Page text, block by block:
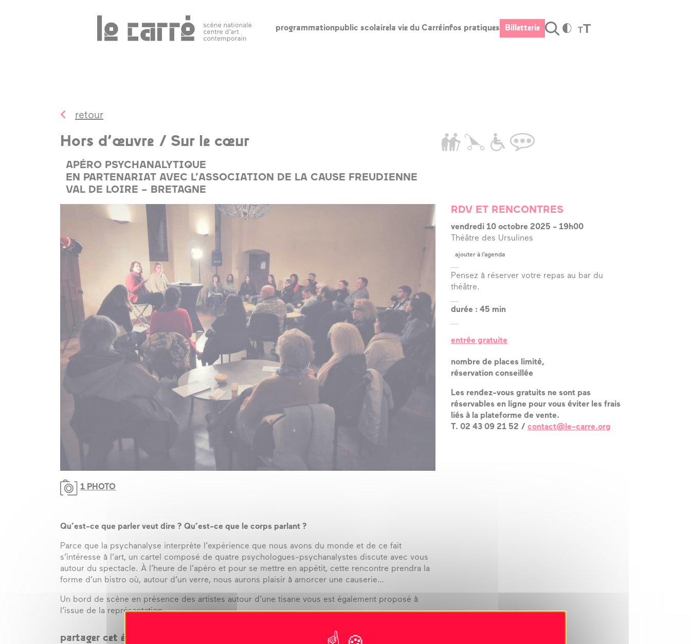
programmationpublic scolairela vie du Carréinfos pratiques Billetterie TT
contemporain
autres rendez-
vous
artistique
ruralités
les espaces
les partenaires
la transition
écologique
restauration –
accessibilité
retour
Hors d’œuvre / Sur le cœur
APÉRO PSYCHANALYTIQUE
EN PARTENARIAT AVEC L’ASSOCIATION DE LA CAUSE FREUDIENNE
VAL DE LOIRE – BRETAGNE
1 PHOTO
Qu’est-ce que parler veut dire ? Qu’est-ce que le corps parlant ?
Parce que la psychanalyse interprète l’expérience que nous avons du monde et de ce fait
s’intéresse à l’art, un cartel composé de quatre psychologues-psychanalystes discute avec vous
autour du spectacle. À l’heure de l’apéro et pour se mettre en appétit, cette rencontre prendra la
forme d’un bistro où, autour d’un verre, nous aurons plaisir à amorcer une causerie…
Un bord de scène en présence des artistes autour d’une tisane vous est également proposé à
l’issue de la représentation.
partager cet évènement
RDV ET RENCONTRES
vendredi 10 octobre 2025 - 19h00
Théâtre des Ursulines
ajouter à l’agenda
Pensez à réserver votre repas au bar du
théâtre.
durée : 45 min
entrée gratuite
nombre de places limité,
réservation conseillée
Les rendez-vous gratuits ne sont pas
réservables en ligne pour vous éviter les frais
liés à la plateforme de vente.
T. 02 43 09 21 52 / contact@le-carre.org